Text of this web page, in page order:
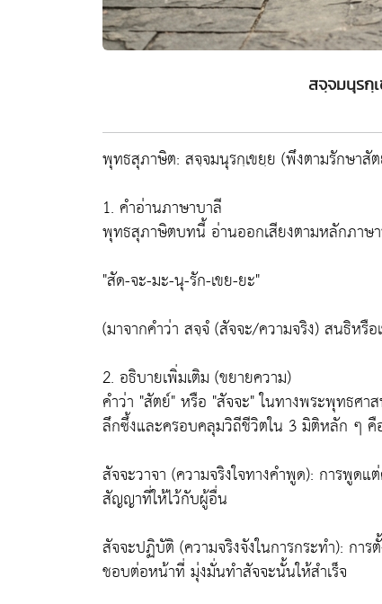
สจฺจมนุร
พุทธสุภาษิต: สจฺจมนุรกฺเขยฺย (พึงตามรักษาสั
1. คำอ่านภาษาบาลี
พุทธสุภาษิตบทนี้ อ่านออกเสียงตามหลักภาษ
"สัด-จะ-มะ-นุ-รัก-เขย-ยะ"
(มาจากคำว่า สจฺจํ (สัจจะ/ความจริง) สนธิหรื
2. อธิบายเพิ่มเติม (ขยายความ)
คำว่า "สัตย์" หรือ "สัจจะ" ในทางพระพุทธศา
ลึกซึ้งและครอบคลุมวิถีชีวิตใน 3 มิติหลัก ๆ คื
สัจจะวาจา (ความจริงใจทางคำพูด): การพูด
สัญญาที่ให้ไว้กับผู้อื่น
สัจจะปฏิบัติ (ความจริงจังในการกระทำ): กา
ชอบต่อหน้าที่ มุ่งมั่นทำสัจจะนั้นให้สำเร็จ